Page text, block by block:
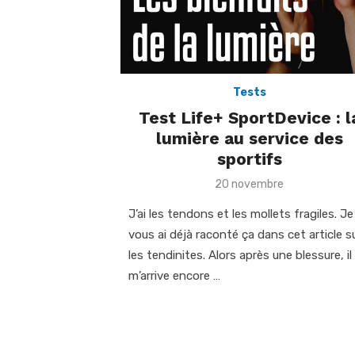
Tests
Test Life+ SportDevice :
lumière au service des
sportifs
Posted
20 novembre
J’ai les tendons et les mollets fragiles. Je
vous ai déjà raconté ça dans cet article
les tendinites. Alors après une blessure, il
m’arrive encore …